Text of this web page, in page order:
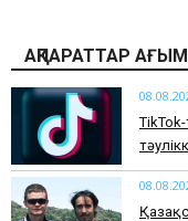
АҚПАРАТТАР